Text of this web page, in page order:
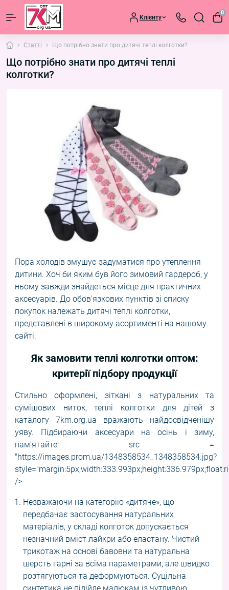
Клієнту
0
Статті Що потрібно знати про дитячі теплі колготки?
Що потрібно знати про дитячі теплі
колготки?
Пора холодів змушує задуматися про утеплення
дитини. Хоч би яким був його зимовий гардероб, у
ньому завжди знайдеться місце для практичних
аксесуарів. До обов'язкових пунктів зі списку
покупок належать дитячі теплі колготки,
представлені в широкому асортименті на нашому
сайті.
Як замовити теплі колготки оптом:
критерії підбору продукції
Стильно оформлені, зіткані з натуральних та
сумішових ниток, теплі колготки для дітей з
каталогу 7km.org.ua вражають найдосвідченішу
уяву. Підбираючи аксесуари на осінь і зиму,
пам'ятайте: src =
"https://images.prom.ua/1348358534_1348358534.jpg?
/>
Незважаючи на категорію «дитяче», що
передбачає застосування натуральних
матеріалів, у складі колготок допускається
незначний вміст лайкри або еластану. Чистий
трикотаж на основі бавовни та натуральна
шерсть гарні за всіма параметрами, але швидко
розтягуються та деформуються. Суцільна